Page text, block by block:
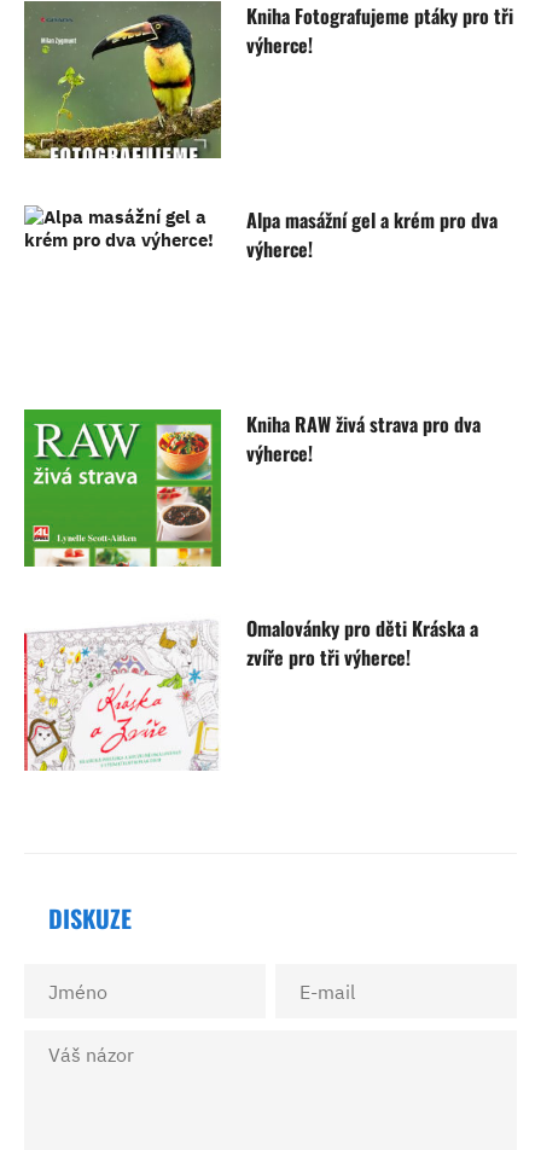
Kniha Fotografujeme ptáky pro tři
výherce!
Alpa masážní gel a krém pro dva
výherce!
Kniha RAW živá strava pro dva
výherce!
Omalovánky pro děti Kráska a
zvíře pro tři výherce!
DISKUZE